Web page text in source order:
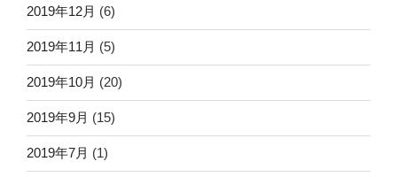
2019年12月 (6)
2019年11月 (5)
2019年10月 (20)
2019年9月 (15)
2019年7月 (1)